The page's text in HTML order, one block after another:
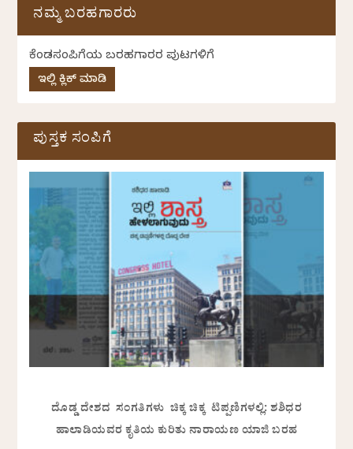
ನಮ್ಮ ಬರಹಗಾರರು
ಕೆಂಡಸಂಪಿಗೆಯ ಬರಹಗಾರರ ಪುಟಗಳಿಗೆ
ಇಲ್ಲಿ ಕ್ಲಿಕ್ ಮಾಡಿ
ಪುಸ್ತಕ ಸಂಪಿಗೆ
ದೊಡ್ಡ ದೇಶದ ಸಂಗತಿಗಳು ಚಿಕ್ಕ ಚಿಕ್ಕ ಟಿಪ್ಪಣಿಗಳಲ್ಲಿ: ಶಶಿಧರ
ಹಾಲಾಡಿಯವರ ಕೃತಿಯ ಕುರಿತು ನಾರಾಯಣ ಯಾಜಿ ಬರಹ